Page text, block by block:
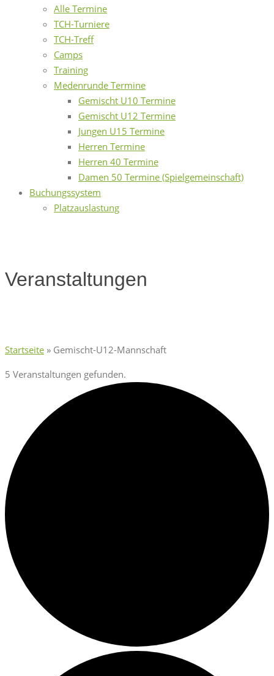
Alle Termine
TCH-Turniere
TCH-Treff
Camps
Training
Medenrunde Termine
Gemischt U10 Termine
Gemischt U12 Termine
Jungen U15 Termine
Herren Termine
Herren 40 Termine
Damen 50 Termine (Spielgemeinschaft)
Buchungssystem
Platzauslastung
Veranstaltungen
Startseite » Gemischt-U12-Mannschaft
5 Veranstaltungen gefunden.